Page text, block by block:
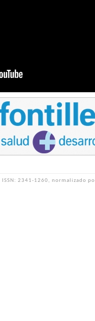
ISSN: 2341-1260, normalizado